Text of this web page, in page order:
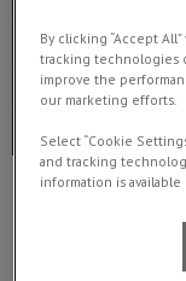
By clicking “Accept
tracking technologies
improve the
our marketing efforts.
Select “Cookie
and tracking
information is